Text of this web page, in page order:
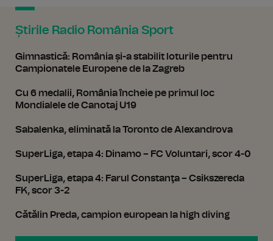
Știrile Radio România Sport
Gimnastică: România și-a stabilit loturile pentru
Campionatele Europene de la Zagreb
Cu 6 medalii, România încheie pe primul loc
Mondialele de Canotaj U19
Sabalenka, eliminată la Toronto de Alexandrova
SuperLiga, etapa 4: Dinamo – FC Voluntari, scor 4-0
SuperLiga, etapa 4: Farul Constanţa – Csikszereda
FK, scor 3-2
Cătălin Preda, campion european la high diving